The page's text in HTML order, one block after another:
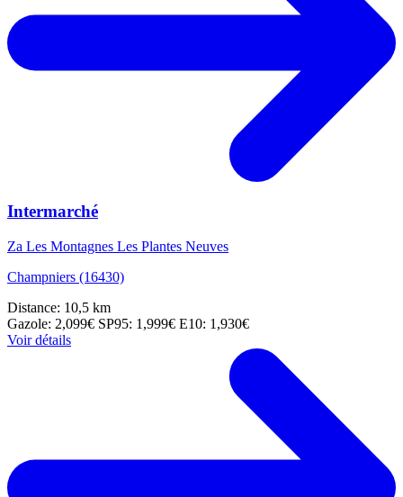
Intermarché
Za Les Montagnes Les Plantes Neuves
Champniers (16430)
Distance: 10,5 km
Gazole: 2,099€ SP95: 1,999€ E10: 1,930€
Voir détails